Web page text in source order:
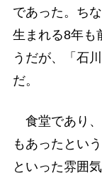
であった。ち
生まれる8年も
うだが、「石
だ。
食堂であり、
もあったとい
といった雰囲